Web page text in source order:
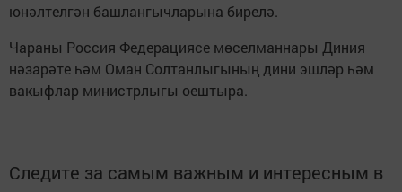
юнәлтелгән башлангычларына бирелә.
Чараны Россия Федерациясе мөселманнары Диния
нәзарәте һәм Оман Солтанлыгының дини эшләр һәм
вакыфлар министрлыгы оештыра.
Следите за самым важным и интересным в